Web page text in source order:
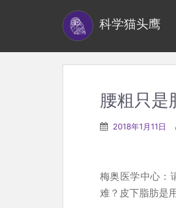
科学猫头鹰
腰粗只是
2018年1月11日
梅奥医学中心：
难？皮下脂肪是